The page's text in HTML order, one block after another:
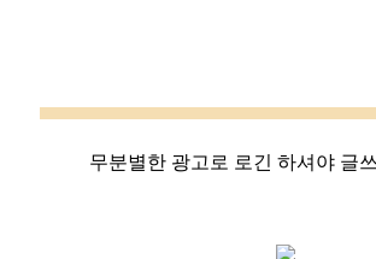
무분별한 광고로 로긴 하셔야 글